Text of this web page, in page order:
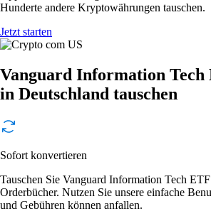
Hunderte andere Kryptowährungen tauschen.
Jetzt starten
Vanguard Information Tech
in Deutschland tauschen
Sofort konvertieren
Tauschen Sie Vanguard Information Tech
Orderbücher. Nutzen Sie unsere einfache
und Gebühren können anfallen.